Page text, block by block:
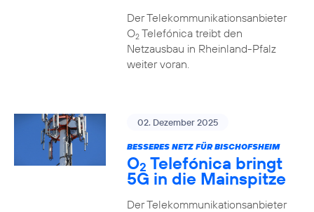
Der Telekommunikationsanbieter
O2Telefónica treibt den
Netzausbau in Rheinland-Pfalz
weiter voran.
02. Dezember 2025
BESSERES NETZ FÜR BISCHOFSHEIM
O2 Telefónica bringt
5G in die Mainspitze
Der Telekommunikationsanbieter